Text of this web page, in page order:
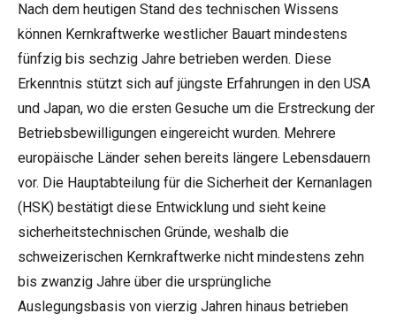
Nach dem heutigen Stand des technischen Wissens
können Kernkraftwerke westlicher Bauart mindestens
fünfzig bis sechzig Jahre betrieben werden. Diese
Erkenntnis stützt sich auf jüngste Erfahrungen in den USA
und Japan, wo die ersten Gesuche um die Erstreckung der
Betriebsbewilligungen eingereicht wurden. Mehrere
europäische Länder sehen bereits längere Lebensdauern
vor. Die Hauptabteilung für die Sicherheit der Kernanlagen
(HSK) bestätigt diese Entwicklung und sieht keine
sicherheitstechnischen Gründe, weshalb die
schweizerischen Kernkraftwerke nicht mindestens zehn
bis zwanzig Jahre über die ursprüngliche
Auslegungsbasis von vierzig Jahren hinaus betrieben